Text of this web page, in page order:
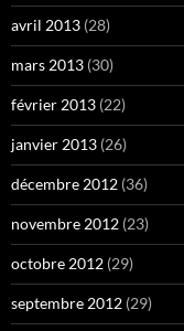
avril 2013 (28)
mars 2013 (30)
février 2013 (22)
janvier 2013 (26)
décembre 2012 (36)
novembre 2012 (23)
octobre 2012 (29)
septembre 2012 (29)